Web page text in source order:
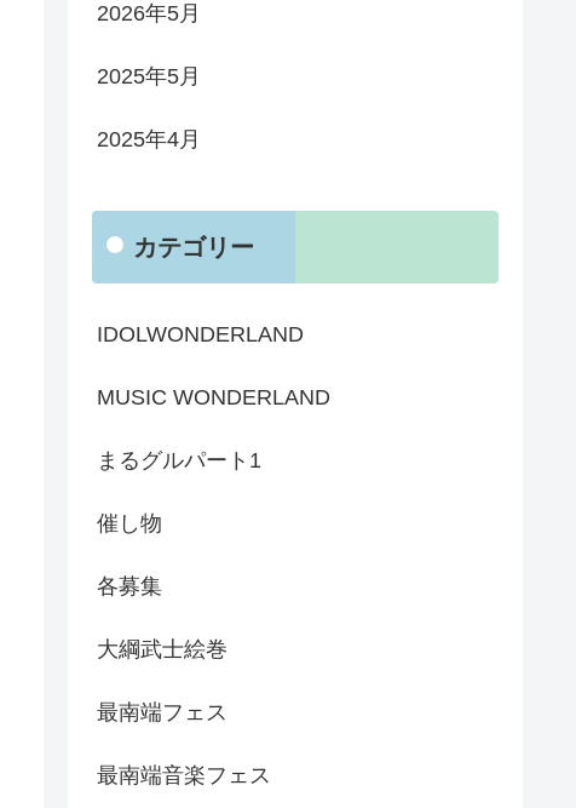
2026年5月
2025年5月
2025年4月
カテゴリー
IDOLWONDERLAND
MUSIC WONDERLAND
まるグルパート1
催し物
各募集
大綱武士絵巻
最南端フェス
最南端音楽フェス